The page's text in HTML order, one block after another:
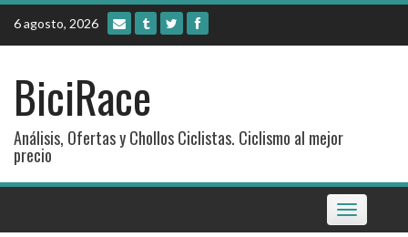
Skip
content
6 agosto, 2026
BiciRace
Análisis, Ofertas y Chollos Ciclistas. Ciclismo al mejor
precio
Toggle
navigation